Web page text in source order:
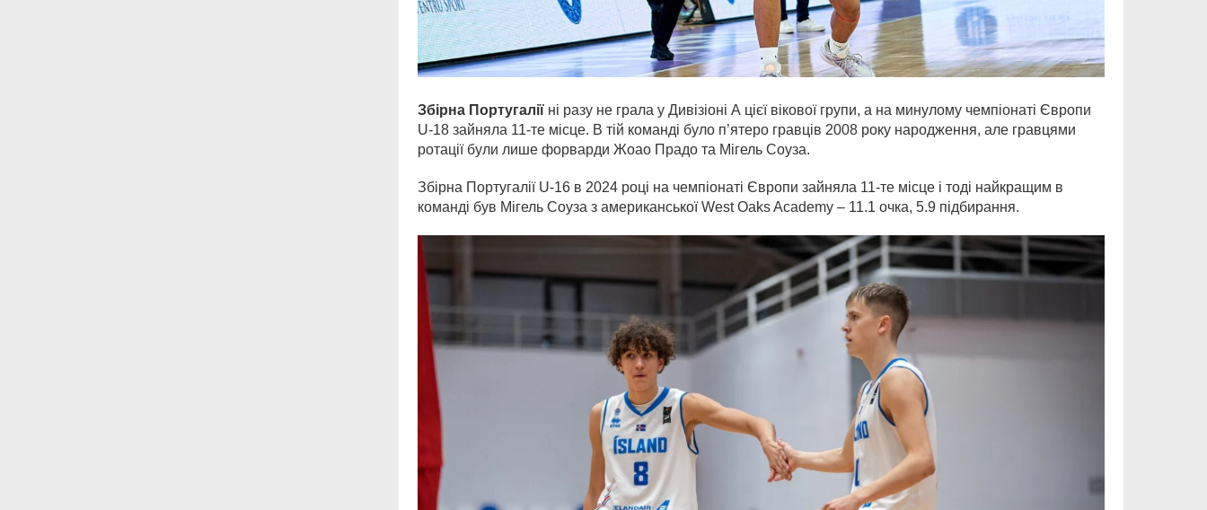
Збірна Португалії ні разу не грала у Дивізіоні А цієї вікової групи, а на минулому чемпіонаті Європи
U-18 зайняла 11-те місце. В тій команді було п’ятеро гравців 2008 року народження, але гравцями
ротації були лише форварди Жоао Прадо та Мігель Соуза.
Збірна Португалії U-16 в 2024 році на чемпіонаті Європи зайняла 11-те місце і тоді найкращим в
команді був Мігель Соуза з американської West Oaks Academy – 11.1 очка, 5.9 підбирання.